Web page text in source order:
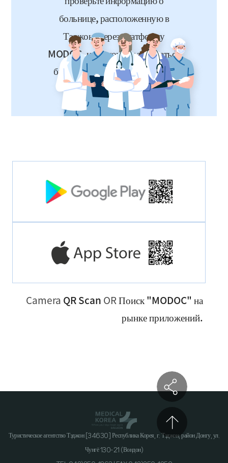
больнице, расположенную в
Тэджоне через платформу
MODOC.и проконсультироваться
быстро и легко с функцией чата
1:1.
Camera QR Scan ORПоиск "MODOC" на
рынке приложений.
Туристическое агентство Тэджон [34630] Республика Корея, г. Тэджон, район Донгу, ул.
Чунгё 130-21 (Вондон)